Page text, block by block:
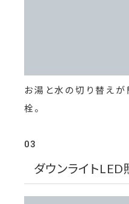
お湯と水の切り替え
栓。
03
ダウンライトLED